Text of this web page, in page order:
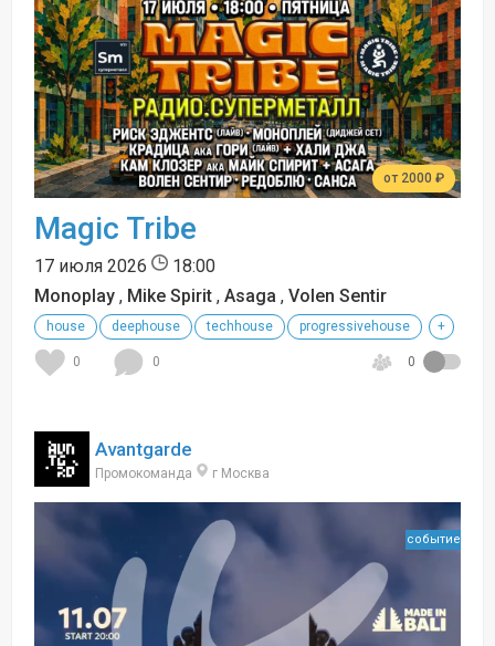
от 2000 ₽
Magic Tribe
17 июля 2026
18:00
Monoplay , Mike Spirit , Asaga , Volen Sentir
house deephouse techhouse progressivehouse +
0 0 0
Avantgarde
Промокоманда г Москва
событие